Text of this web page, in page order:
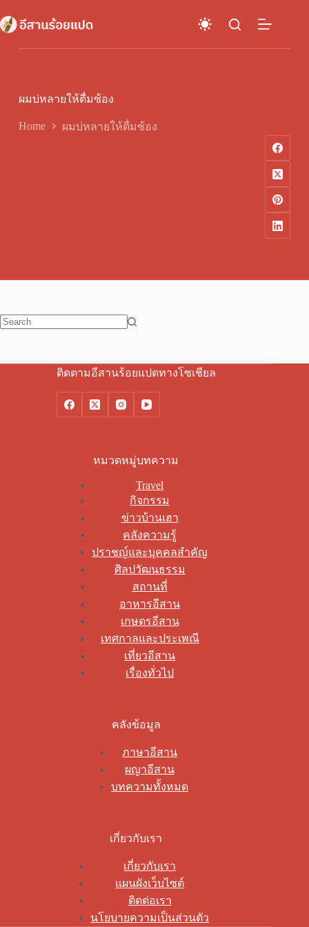
to
content
ผมบ่หลายให้ตื่มซ้อง
Home ผมบ่หลายให้ตื่มซ้อง
ติดตามอีสานร้อยแปดทางโซเชียล
หมวดหมู่บทความ
Travel
กิจกรรม
ข่าวบ้านเฮา
คลังความรู้
ปราชญ์และบุคคลสำคัญ
ศิลปวัฒนธรรม
สถานที่
อาหารอีสาน
เกษตรอีสาน
เทศกาลและประเพณี
เที่ยวอีสาน
เรื่องทั่วไป
คลังข้อมูล
ภาษาอีสาน
ผญาอีสาน
บทความทั้งหมด
เกี่ยวกับเรา
เกี่ยวกับเรา
แผนผังเว็บไซต์
ติดต่อเรา
นโยบายความเป็นส่วนตัว